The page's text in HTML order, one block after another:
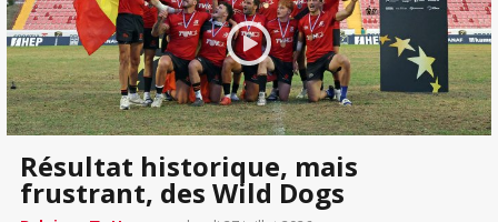
Résultat historique, mais
frustrant, des Wild Dogs